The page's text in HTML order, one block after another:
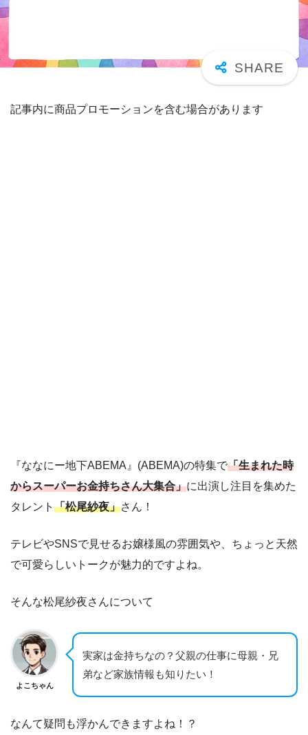
記事内に商品プロモーションを含む場合があります
『ななにー地下ABEMA』(ABEMA)の特集で「生まれた時
からスーパーお金持ちさん大集合」に出演し注目を集めた
タレント 「松尾紗夜」さん！
テレビやSNSで見せるお嬢様風の雰囲気や、ちょっと天然
で可愛らしいトークが魅力的ですよね。
そんな松尾紗夜さんについて
よこちゃん
実家は金持ちなの？父親の仕事に母親・兄
弟など家族情報も知りたい！
なんて疑問も浮かんできますよね！？